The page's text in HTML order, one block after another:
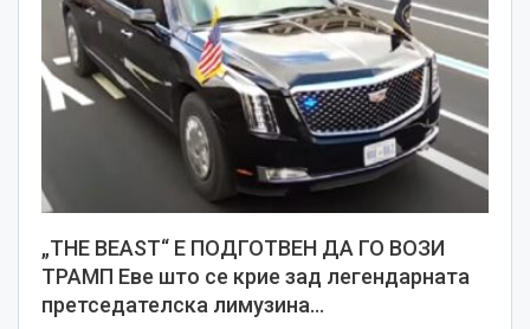
„THE BEAST“ Е ПОДГОТВЕН ДА ГО ВОЗИ
ТРАМП Еве што се крие зад легендарната
претседателска лимузина…